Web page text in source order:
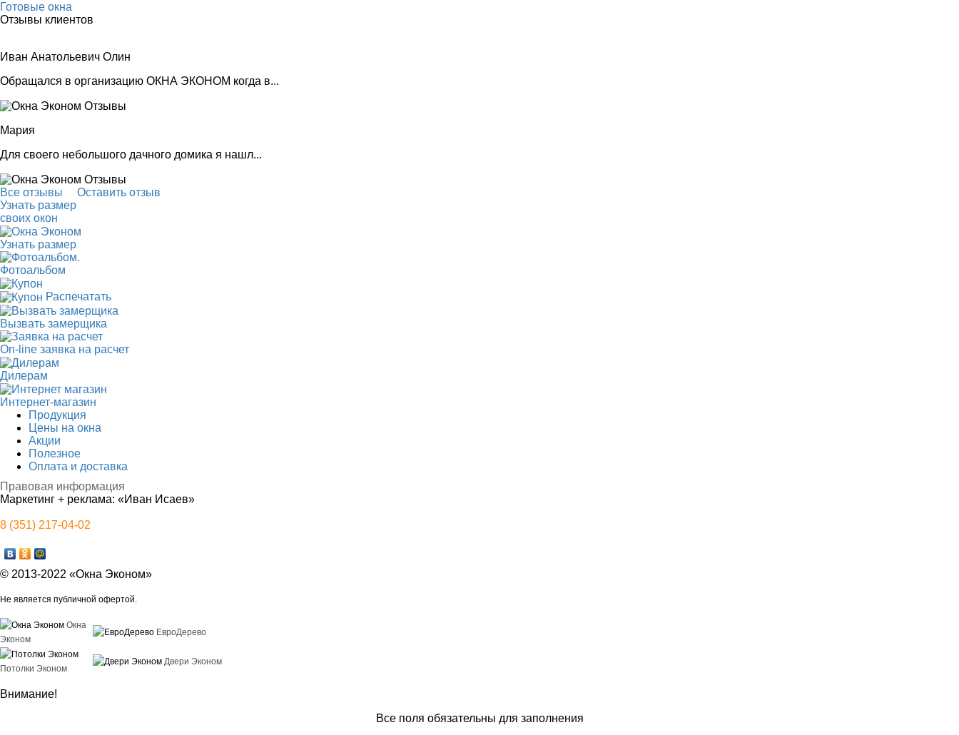
Готовые окна
Отзывы клиентов
Иван Анатольевич Олин
Обращался в организацию ОКНА ЭКОНОМ когда в...
Мария
Для своего небольшого дачного домика я нашл...
Все отзывы
Оставить отзыв
Узнать размер
своих окон
Узнать размер
.
Фотоальбом
Распечатать
Вызвать замерщика
On-line заявка на расчет
Дилерам
Интернет-магазин
Продукция
Цены на окна
Акции
Полезное
Оплата и доставка
Правовая информация
Маркетинг + реклама: «Иван Исаев»
8 (351) 217-04-02
© 2013-2022 «Окна Эконом»
Не является публичной офертой.
Окна
Эконом
ЕвроДерево
Потолки Эконом
Двери Эконом
Внимание!
Все поля обязательны для заполнения